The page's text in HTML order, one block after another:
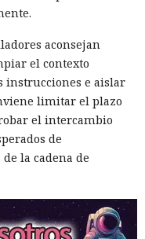
aconsejan
el contexto
instrucciones e aislar
limitar el plazo
el intercambio
de
la cadena de